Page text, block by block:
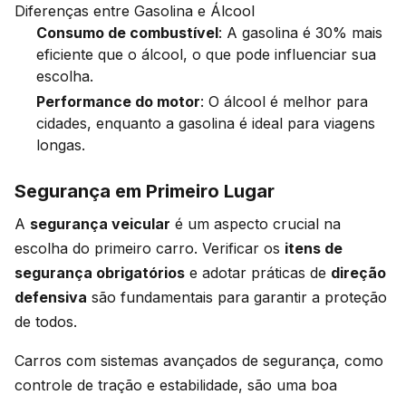
Diferenças entre Gasolina e Álcool
Consumo de combustível: A gasolina é 30% mais
eficiente que o álcool, o que pode influenciar sua
escolha.
Performance do motor: O álcool é melhor para
cidades, enquanto a gasolina é ideal para viagens
longas.
Segurança em Primeiro Lugar
A segurança veicular é um aspecto crucial na
escolha do primeiro carro. Verificar os itens de
segurança obrigatórios e adotar práticas de direção
defensiva são fundamentais para garantir a proteção
de todos.
Carros com sistemas avançados de segurança, como
controle de tração e estabilidade, são uma boa